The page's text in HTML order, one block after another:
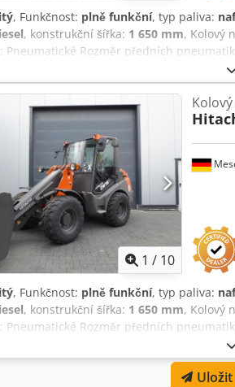
, Funkčnost: plně funkční, typ paliva:
, konstrukční šířka: 1 650 mm, Kolový
Pneumatické Rozměr předních
vzduchové Dcodpoumy Apjfx
zboží, paletové vidle
1 / 10
, Funkčnost: plně funkční, typ paliva:
, konstrukční šířka: 1 650 mm, Kolový
Pneumatické Rozměr předních
Avofx Aaxek Typ zadních pneumatik:
zboží, paletové vidle